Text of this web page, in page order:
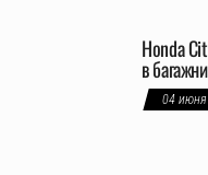
Honda
в
04